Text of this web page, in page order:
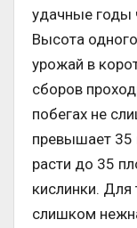
удачные годы
Высота
урожай в
сборов
побегах не
превышает 35
расти до 35
кислинки. Для
слишком